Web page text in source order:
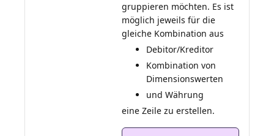
gruppieren möchten. Es ist
möglich jeweils für die
Debitor/Kreditor
Kombination von
Dimensionswerten
und Währung